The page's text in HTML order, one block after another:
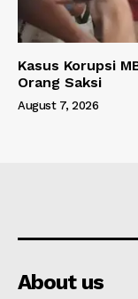
Kasus Korupsi
Orang Saksi
August 7, 2026
About us